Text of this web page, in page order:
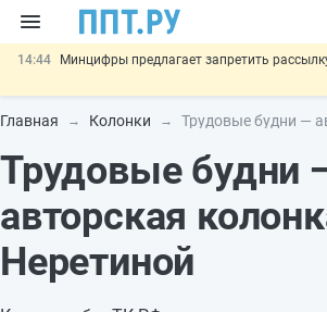
14:44 Минцифры предлагает запретить
14:02 Основания для выдворения иностранцев
больше
#новости
для обучения ИИ
12:42
Губернаторам дадут право вводить
11:31
Важно
Разработают единые
отношений
Главная Колонки Трудовые будни —
Трудовые будни
авторская
Неретиной